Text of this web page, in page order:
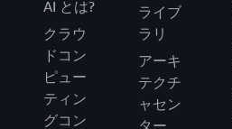
AI とは?
クラウ
ドコン
ピュー
ティン
グコン
ライブ
ラリ
アーキ
テクチ
ャセン